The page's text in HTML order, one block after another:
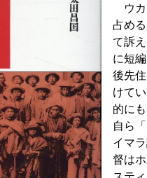
ウカ
占め
て訴
に短
後先
けて
的に
自ら
イマ
督は